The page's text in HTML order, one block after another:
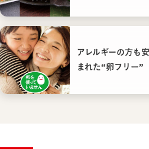
アレルギーの方も
まれた“卵フリー”